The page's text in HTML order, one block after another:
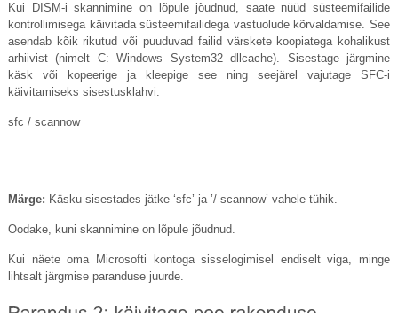
Kui DISM-i skannimine on lõpule jõudnud, saate nüüd süsteemifailide
kontrollimisega käivitada süsteemifailidega vastuolude kõrvaldamise. See
asendab kõik rikutud või puuduvad failid värskete koopiatega kohalikust
arhiivist (nimelt C: Windows System32 dllcache). Sisestage järgmine
käsk või kopeerige ja kleepige see ning seejärel vajutage SFC-i
käivitamiseks sisestusklahvi:
sfc / scannow
Märge: Käsku sisestades jätke ‘sfc’ ja ’/ scannow’ vahele tühik.
Oodake, kuni skannimine on lõpule jõudnud.
Kui näete oma Microsofti kontoga sisselogimisel endiselt viga, minge
lihtsalt järgmise paranduse juurde.